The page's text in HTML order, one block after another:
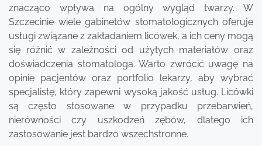
znacząco wpływa na ogólny wygląd twarzy. W
Szczecinie wiele gabinetów stomatologicznych oferuje
usługi związane z zakładaniem licówek, a ich ceny mogą
się różnić w zależności od użytych materiałów oraz
doświadczenia stomatologa. Warto zwrócić uwagę na
opinie pacjentów oraz portfolio lekarzy, aby wybrać
specjalistę, który zapewni wysoką jakość usług. Licówki
są często stosowane w przypadku przebarwień,
nierówności czy uszkodzeń zębów, dlatego ich
zastosowanie jest bardzo wszechstronne.